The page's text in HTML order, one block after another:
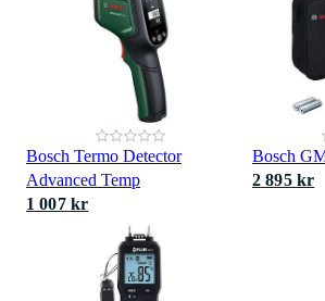
Bosch Termo Detector
Advanced Temp
1 007 kr
Bosch
2 895 kr